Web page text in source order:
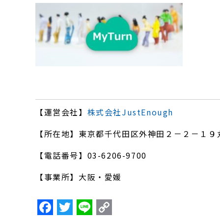
【運営会社】 株式会社JustEnough
【所在地】東京都千代田区外神田２－２－１
【電話番号】03-6206-9700
【事業所】大阪・愛媛
F T Li